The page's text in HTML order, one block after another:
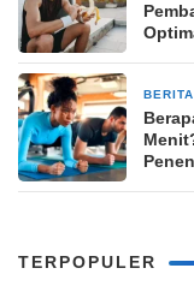
BERITA
TERPOPULER